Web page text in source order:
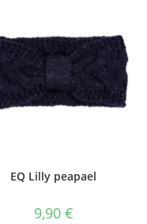
EQ Lilly peapael
9,90 €